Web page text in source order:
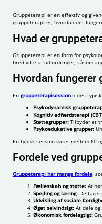
Gruppeterapi er en effektiv og
gruppeterapi er, hvordan det
Hvad er
Gruppeterapi er en form for
bred vifte af udfordringer, såsom
Hvordan fungerer
En gruppeterapisession ledes
Psykodynamisk
Kognitiv adfærdsterapi
Støttegrupper:Tilbyder et
Psykoedukative grupper:
En typisk session varer mellem 60
Fordele ved
Gruppeterapi har mange fordele,
Fællesskab og støtte:At
Spejling og læring:
Udvikling af sociale
Øget selvindsigt:At dele og
Økonomisk fordelagtigt: